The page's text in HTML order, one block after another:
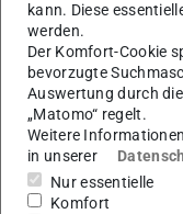
Kontakt
+49 6151 16-
kann. Diese
werden.
Der Komfort-Cookie
bevorzugte
Auswertung durch
„Matomo“ regelt.
Weitere
in unserer
Nur essentielle
Komfort